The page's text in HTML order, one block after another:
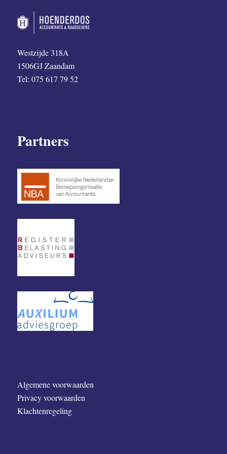
Westzijde 318A
1506GJ Zaandam
Tel: 075 617 79 52
Partners
Algemene voorwaarden
Privacy voorwaarden
Klachtenregeling